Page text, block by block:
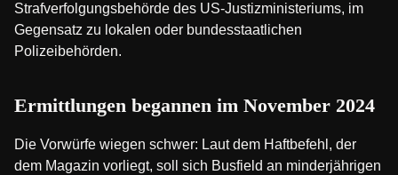
Strafverfolgungsbehörde des US-Justizministeriums, im
Gegensatz zu lokalen oder bundesstaatlichen
Polizeibehörden.
Ermittlungen begannen im November 2024
Die Vorwürfe wiegen schwer: Laut dem Haftbefehl, der
dem Magazin vorliegt, soll sich Busfield an minderjährigen